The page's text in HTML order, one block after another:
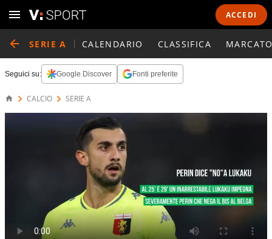
ACCEDI
SERIE A CALENDARIO CLASSIFICA
Seguici su: Google Discover Fonti preferite
CALCIO SERIE A